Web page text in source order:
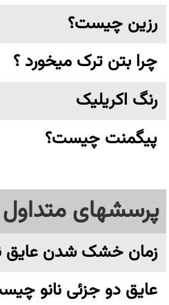
رزین چیست؟
چرا بتن ترک میخورد ؟
رنگ اکریلیک
پیگمنت چیست؟
پرسشهای متداول
زمان خشک شدن عایق
عایق دو جزئی نانو